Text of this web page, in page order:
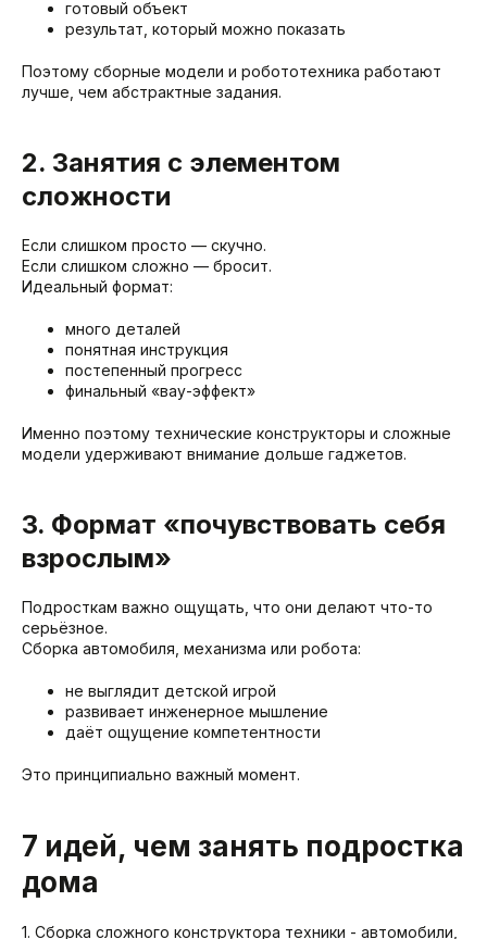
готовый объект
результат, который можно показать
Поэтому сборные модели и робототехника работают
лучше, чем абстрактные задания.
2. Занятия с элементом
сложности
Если слишком просто — скучно.
Если слишком сложно — бросит.
Идеальный формат:
много деталей
понятная инструкция
постепенный прогресс
финальный «вау-эффект»
Именно поэтому технические конструкторы и сложные
модели удерживают внимание дольше гаджетов.
3. Формат «почувствовать себя
взрослым»
Подросткам важно ощущать, что они делают что-то
серьёзное.
Сборка автомобиля, механизма или робота:
не выглядит детской игрой
развивает инженерное мышление
даёт ощущение компетентности
Это принципиально важный момент.
7 идей, чем занять подростка
дома
1. Сборка сложного конструктора техники - автомобили,